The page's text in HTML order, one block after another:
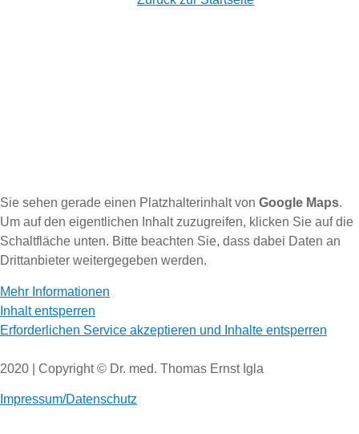
Sie sehen gerade einen Platzhalterinhalt von Google Maps.
Um auf den eigentlichen Inhalt zuzugreifen, klicken Sie auf die
Schaltfläche unten. Bitte beachten Sie, dass dabei Daten an
Drittanbieter weitergegeben werden.
Mehr Informationen
Inhalt entsperren
Erforderlichen Service akzeptieren und Inhalte entsperren
2020 | Copyright © Dr. med. Thomas Ernst Igla
Impressum/Datenschutz